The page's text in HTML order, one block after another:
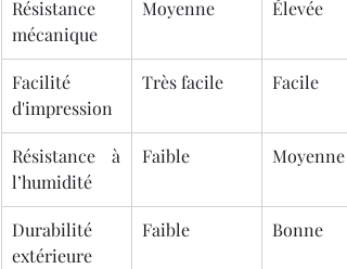
Résistance
mécanique
Moyenne Élevée
Facilité
d'impression
Très facile Facile
Résistance à
l’humidité
Faible Moyenne
Durabilité
extérieure
Faible Bonne